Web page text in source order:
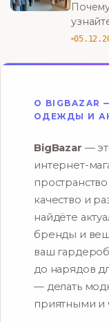
О
ОДЕЖДЫ И
BigBazar —
интернет-
качество и
найдёте
бренды и
ваш
до нарядов
— делать
приятными и